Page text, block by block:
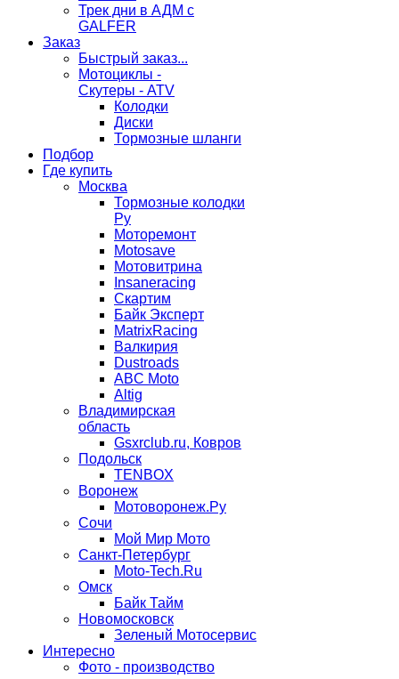
Трек дни в АДМ с
GALFER
Заказ
Быстрый заказ...
Мотоциклы -
Скутеры - ATV
Колодки
Диски
Тормозные шланги
Подбор
Где купить
Москва
Тормозные колодки
Ру
Моторемонт
Motosave
Мотовитрина
Insaneracing
Скартим
Байк Эксперт
MatrixRacing
Валкирия
Dustroads
ABC Moto
Altig
Владимирская
область
Gsxrclub.ru, Ковров
Подольск
TENBOX
Воронеж
Мотоворонеж.Ру
Сочи
Мой Мир Мото
Санкт-Петербург
Moto-Tech.Ru
Омск
Байк Тайм
Новомосковск
Зеленый Мотосервис
Интересно
Фото - производство